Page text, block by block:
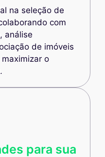
na seleção de
com
análise
de imóveis
o
para sua